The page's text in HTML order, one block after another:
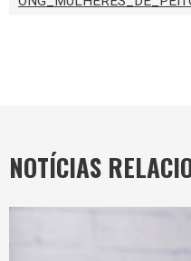
NOTÍCIAS